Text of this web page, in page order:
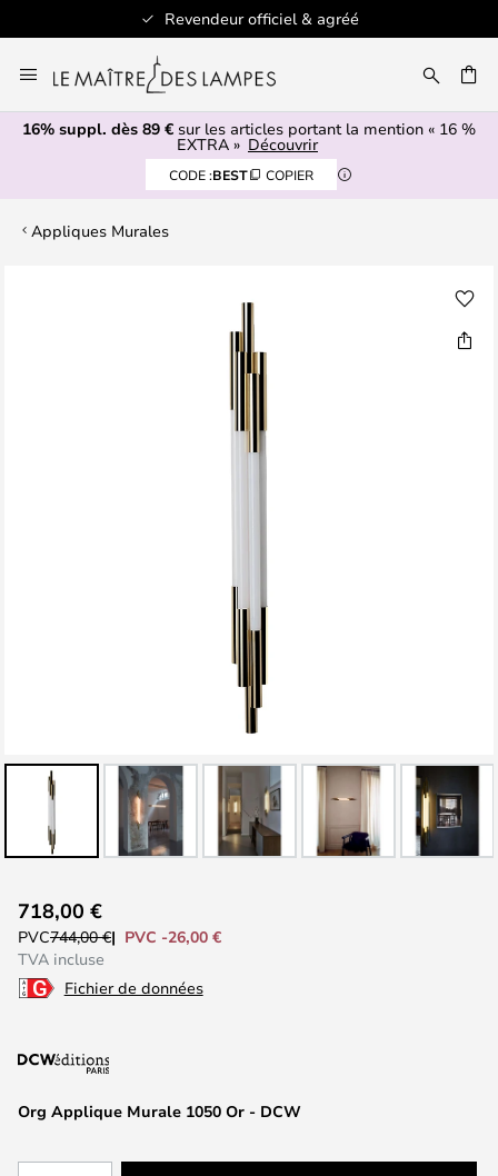
Revendeur officiel & agréé
au
contenu
16% suppl. dès 89 € sur les articles portant la mention « 16 %
EXTRA » Découvrir
CODE :BEST COPIER
Appliques Murales
to
the
beginning
of
images
Org Applique Murale 1050 Or - DCW
718,00 €
PVC744,00 €
PVC -26,00 €
TVA incluse
Fichier de données